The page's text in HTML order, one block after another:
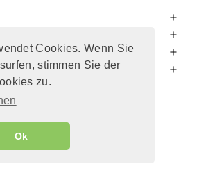
Cookies. Wenn Sie
stimmen Sie der
zu.
Ok
- 2026"Petershop GmbH"
MwSt. und zzgl.
| build#3.12.37